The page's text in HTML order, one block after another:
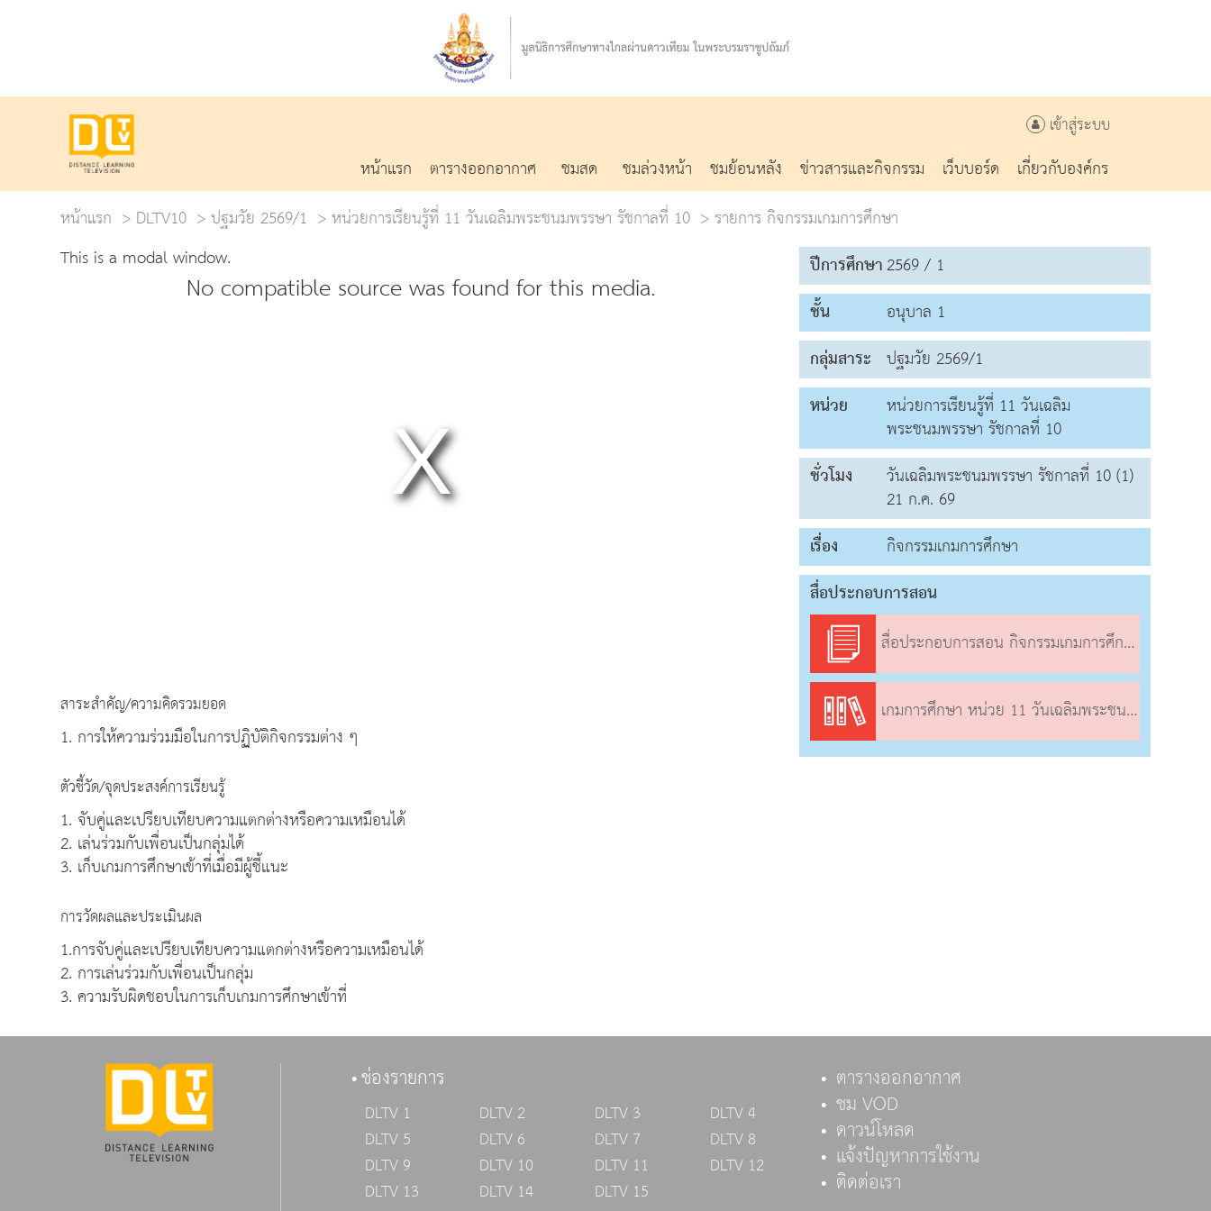
เข้าสู่ระบบ
หน้าแรก ตารางออกอากาศ ชมสด ชมล่วงหน้า ชมย้อนหลัง ข่าวสารและกิจกรรม เว็บบอร์ด
เกี่ยวกับองค์กร
หน้าแรก
DLTV10 ปฐมวัย 2569/1 หน่วยการเรียนรู้ที่ 11 วันเฉลิมพระชนมพรรษา รัชกาลที่ 10
รายการ กิจกรรมเกมการศึกษา
This is a modal window.
No compatible source was found for this media.
สาระสำคัญ/ความคิดรวมยอด
1. การให้ความร่วมมือในการปฏิบัติกิจกรรมต่าง ๆ
ตัวชี้วัด/จุดประสงค์การเรียนรู้
1. จับคู่และเปรียบเทียบความแตกต่างหรือความเหมือนได้
2. เล่นร่วมกับเพื่อนเป็นกลุ่มได้
3. เก็บเกมการศึกษาเข้าที่เมื่อมีผู้ชี้แนะ
การวัดผลและประเมินผล
1.การจับคู่และเปรียบเทียบความแตกต่างหรือความเหมือนได้
2. การเล่นร่วมกับเพื่อนเป็นกลุ่ม
3. ความรับผิดชอบในการเก็บเกมการศึกษาเข้าที่
ปีการศึกษา2569 / 1
ชั้น
อนุบาล 1
กลุ่มสาระ ปฐมวัย 2569/1
หน่วย
หน่วยการเรียนรู้ที่ 11 วันเฉลิม
พระชนมพรรษา รัชกาลที่ 10
ชั่วโมง
วันเฉลิมพระชนมพรรษา รัชกาลที่ 10 (1)
21 ก.ค. 69
เรื่อง
กิจกรรมเกมการศึกษา
สื่อประกอบการสอน
สื่อประกอบการสอน กิจกรรมเกมการศึกษา
เกมการศึกษา หน่วย 11 วันเฉลิมพระชนมพรรษา รัชกาลที่ 10
ช่องรายการ
DLTV 1 DLTV 2 DLTV 3
DLTV 4
DLTV 5
DLTV 6 DLTV 7
DLTV 8
DLTV 9
DLTV 10 DLTV 11
DLTV 12
DLTV 13
DLTV 14 DLTV 15
ตารางออกอากาศ
ชม VOD
ดาวน์โหลด
แจ้งปัญหาการใช้งาน
ติดต่อเรา